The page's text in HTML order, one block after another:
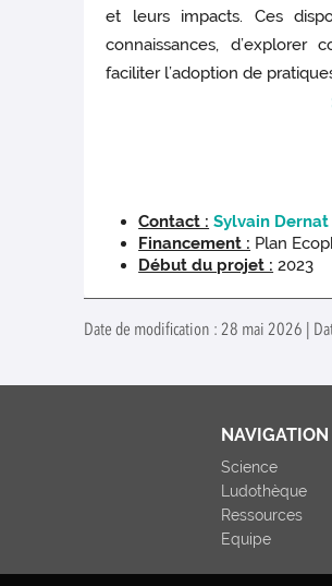
et leurs impacts. Ces
connaissances,
faciliter l’adoption de
Contact : Sylvain Dernat
Financement : Plan
Début du projet : 2023
Date de modification : 28 mai 2026 |
NAVIGATION
Science
Ludothèque
Ressources
Equipe